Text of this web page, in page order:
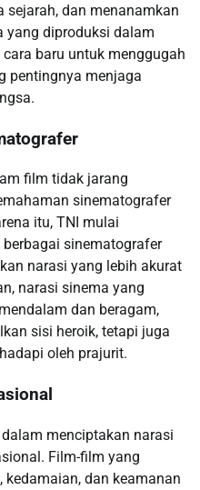
sejarah, dan menanamkan
yang diproduksi dalam
baru untuk menggugah
pentingnya menjaga
film tidak jarang
sinematografer
itu, TNI mulai
sinematografer
narasi yang lebih akurat
narasi sinema yang
dan beragam,
sisi heroik, tetapi juga
oleh prajurit.
menciptakan narasi
Film-film yang
dan keamanan